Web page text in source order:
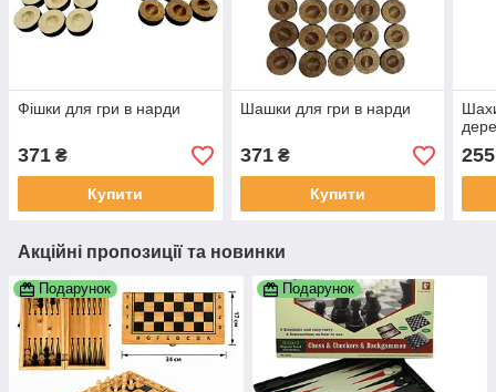
Фішки для гри в нарди
371 ₴
Купити
Шашки для гри в нарди
371₴
Купити
255
Акційні пропозиції та новинки
Подарунок Подарунок